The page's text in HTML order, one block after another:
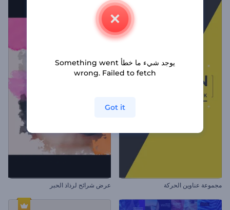
مجموعة عناوين الحركة عرض شرائح لرذاذ الحبر
يوجد شيء ما خطأ Something went
wrong. Failed to fetch
Got it